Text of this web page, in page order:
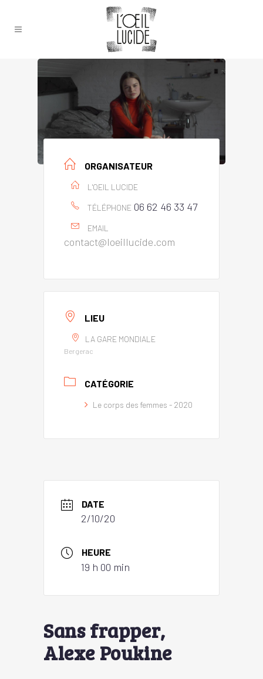
ORGANISATEUR
L'OEIL LUCIDE
TÉLÉPHONE 06 62 46 33 47
EMAIL
contact@loeillucide.com
LIEU
LA GARE MONDIALE
Bergerac
CATÉGORIE
Le corps des femmes - 2020
DATE
2/10/20
HEURE
19 h 00 min
Sans frapper,
Alexe Poukine